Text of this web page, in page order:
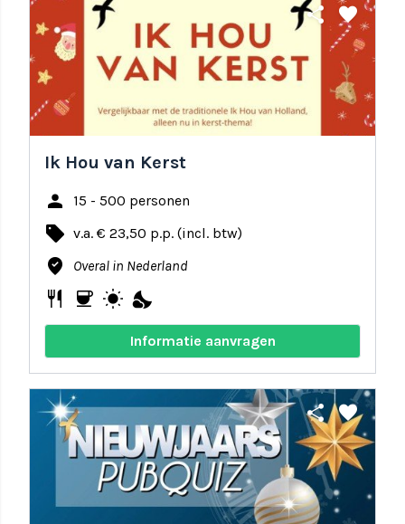
share favorite
Ik Hou van Kerst
person 15 - 500 personen
local_offer v.a. € 23,50 p.p. (incl. btw)
where_to_vote Overal in Nederland
restaurant coffee wb_sunny nights_stay
Informatie aanvragen
share favorite